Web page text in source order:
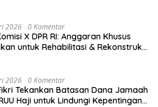
2026 0 Komentar
X DPR RI: Anggaran Khusus
untuk Rehabilitasi & Rekonstruksi
2026 0 Komentar
Tekankan Batasan Dana Jamaah
Haji untuk Lindungi Kepentingan